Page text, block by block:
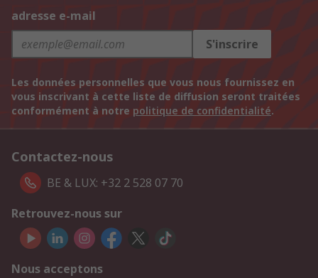
adresse e-mail
S'inscrire
Les données personnelles que vous nous fournissez en
vous inscrivant à cette liste de diffusion seront traitées
conformément à notre politique de confidentialité.
Contactez-nous
BE & LUX: +32 2 528 07 70
Retrouvez-nous sur
Nous acceptons